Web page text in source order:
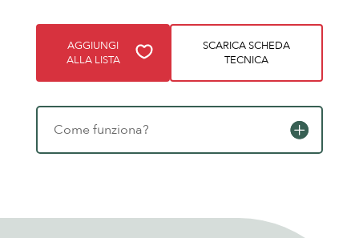
AGGIUNGI
ALLA LISTA
SCARICA SCHEDA
TECNICA
Come funziona?